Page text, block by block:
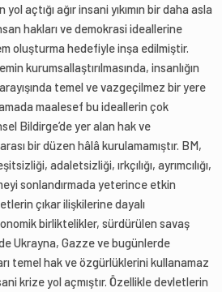
yol açtığı ağır insani yıkımın bir daha asla
hakları ve demokrasi ideallerine
oluşturma hedefiyle inşa edilmiştir.
kurumsallaştırılmasında, insanlığın
temel ve vazgeçilmez bir yere
maalesef bu ideallerin çok
Bildirge’de yer alan hak ve
bir düzen hâlâ kurulamamıştır. BM,
adaletsizliği, ırkçılığı, ayrımcılığı,
sonlandırmada yeterince etkin
çıkar ilişkilerine dayalı
birliktelikler, sürdürülen savaş
Ukrayna, Gazze ve bugünlerde
temel hak ve özgürlüklerini kullanamaz
krize yol açmıştır. Özellikle devletlerin